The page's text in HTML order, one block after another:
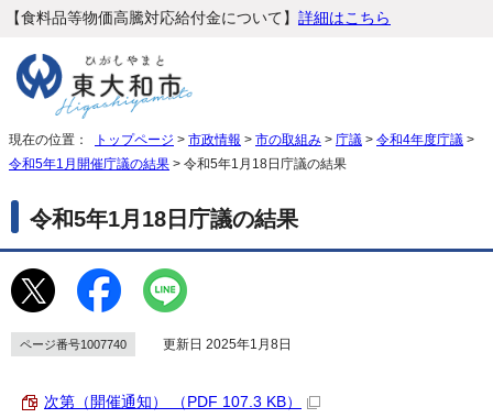
【食料品等物価高騰対応給付金について】 詳細はこちら
現在の位置： トップページ > 市政情報 > 市の取組み > 庁議 > 令和4年度庁議 >
令和5年1月開催庁議の結果 > 令和5年1月18日庁議の結果
令和5年1月18日庁議の結果
ページ番号1007740 更新日 2025年1月8日
次第（開催通知） （PDF 107.3 KB）